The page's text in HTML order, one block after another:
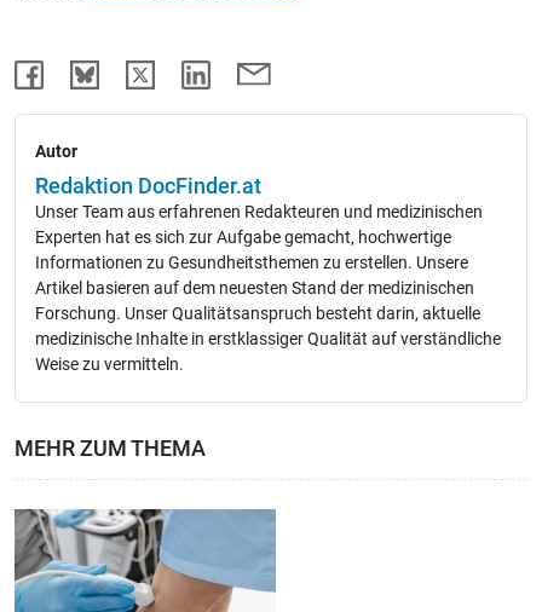
Autor
Redaktion DocFinder.at
Unser Team aus erfahrenen Redakteuren und medizinischen
Experten hat es sich zur Aufgabe gemacht, hochwertige
Informationen zu Gesundheitsthemen zu erstellen. Unsere
Artikel basieren auf dem neuesten Stand der medizinischen
Forschung. Unser Qualitätsanspruch besteht darin, aktuelle
medizinische Inhalte in erstklassiger Qualität auf verständliche
Weise zu vermitteln.
MEHR ZUM THEMA